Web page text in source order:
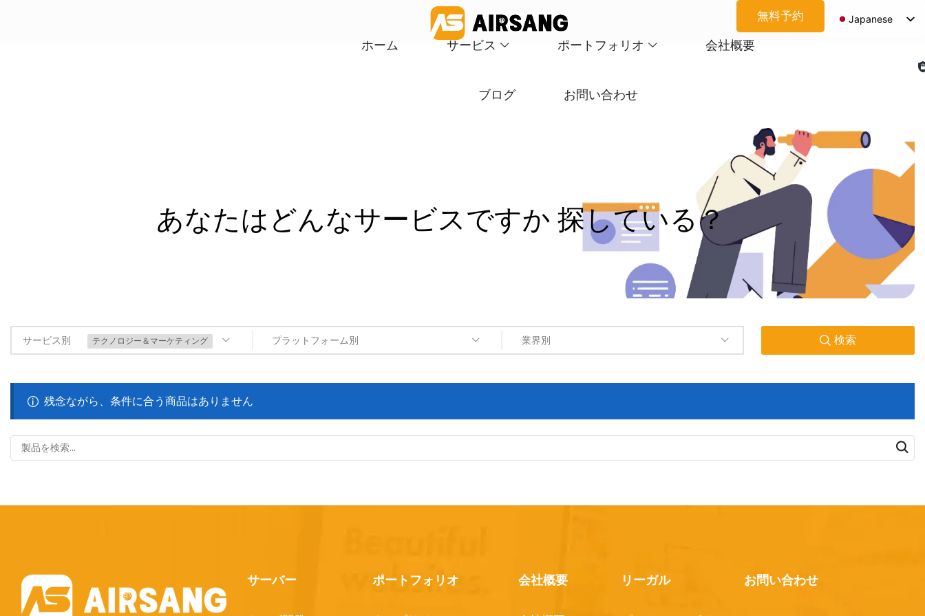
無料予約
Japanese
German
Portuguese
ホーム サービス ポートフォリオ 会社概要
ブログ お問い合わせ
あなたはどんなサービスですか探している？
サービス別 テクノロジー＆マーケティング プラットフォーム別 業界別 検索
残念ながら、条件に合う商品はありません
サーバー ポートフォリオ 会社概要 リーガル お問い合わせ